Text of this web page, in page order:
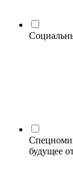
будущее